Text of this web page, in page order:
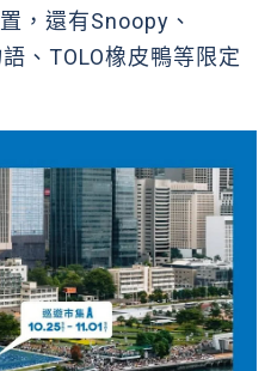
，還有Snoopy、
、TOLO橡皮鴨等限定